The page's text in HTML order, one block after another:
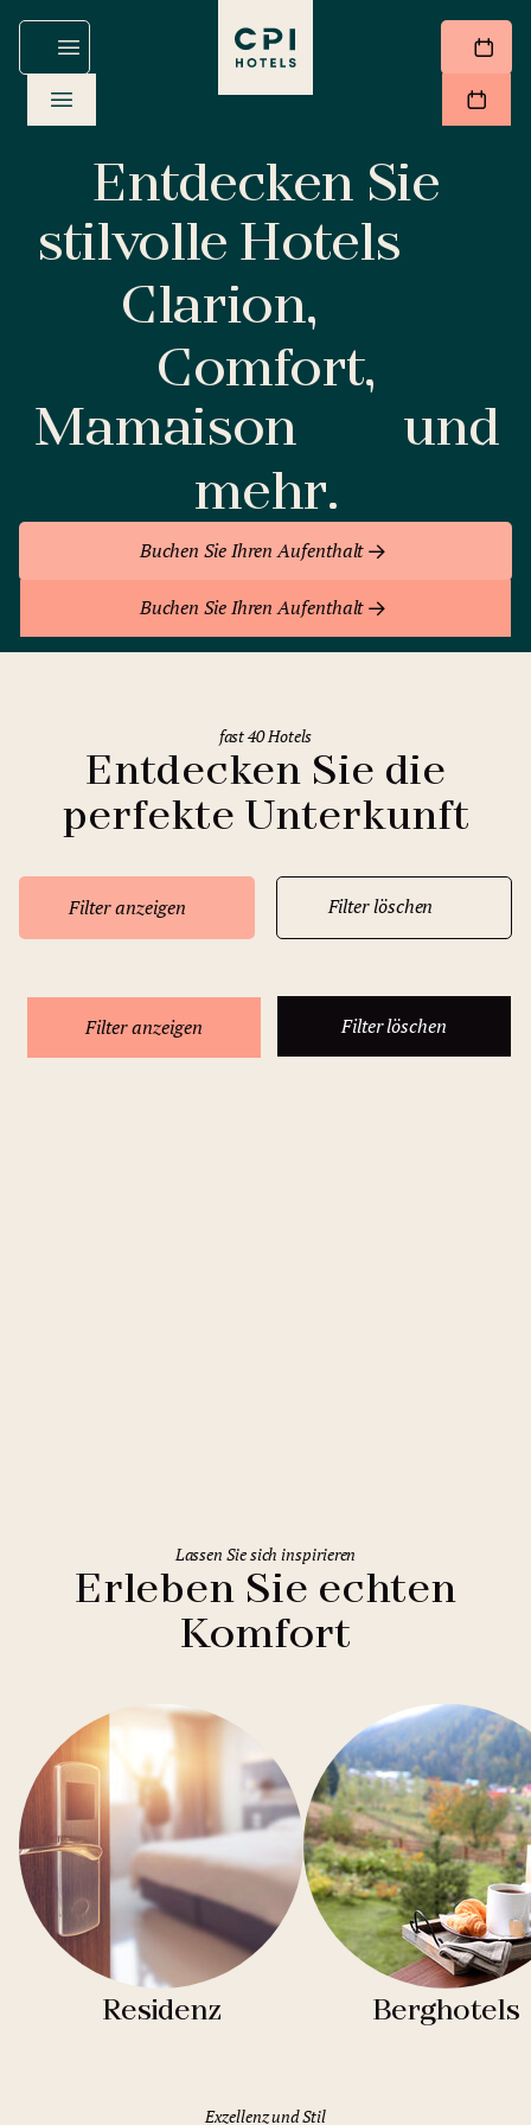
Entdecken Sie
stilvolle Hotels
Clarion,
Comfort,
Mamaison
und
mehr.
Buchen Sie Ihren Aufenthalt
Buchen Sie Ihren Aufenthalt
Entdecken Sie die
perfekte Unterkunft
fast 40 Hotels
Filter anzeigen
Filter anzeigen
Filter löschen
Filter löschen
Erleben Sie echten
Komfort
Lassen Sie sich inspirieren
Residenz Berghotels
Exzellenz und Stil